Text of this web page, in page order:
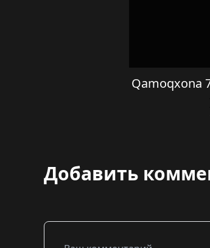
Qamoqxona
Добавить